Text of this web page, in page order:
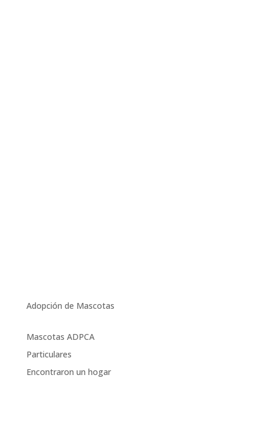
Adopción de Mascotas
Mascotas ADPCA
Particulares
Encontraron un hogar